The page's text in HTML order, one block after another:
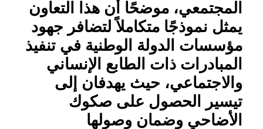
المجتمعي، موضحًا أن هذا التعاون
يمثل نموذجًا متكاملاً لتضافر جهود
مؤسسات الدولة الوطنية في تنفيذ
المبادرات ذات الطابع الإنساني
والاجتماعي، حيث يهدفان إلى
تيسير الحصول على صكوك
الأضاحي وضمان وصولها